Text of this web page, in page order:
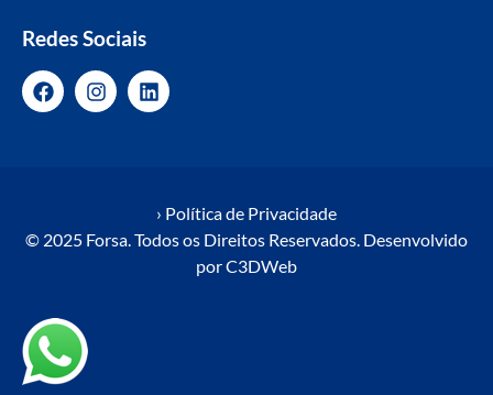
Redes Sociais
› Política de Privacidade
© 2025 Forsa. Todos os Direitos Reservados. Desenvolvido
porC3DWeb